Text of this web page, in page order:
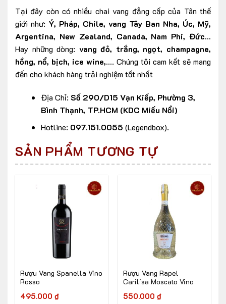
Tại đây còn có nhiều chai vang đẳng cấp của Tân thế
giới như: Ý, Pháp, Chile, vang Tây Ban Nha, Úc, Mỹ,
Argentina, New Zealand, Canada, Nam Phi, Đức…
Hay những dòng: vang đỏ, trắng, ngọt, champagne,
hồng, nổ, bịch, ice wine,…. Chúng tôi cam kết sẽ mang
đến cho khách hàng trải nghiệm tốt nhất
Địa Chỉ: Số 290/D15 Vạn Kiếp, Phường 3,
Bình Thạnh, TP.HCM (KDC Miếu Nổi)
Hotline: 097.151.0055 (Legendbox).
SẢN PHẨM TƯƠNG TỰ
Rượu Vang Spanella Vino
Rosso
495.000 ₫
Rượu Vang Rapel
Carilisa Moscato Vino
550.000 ₫